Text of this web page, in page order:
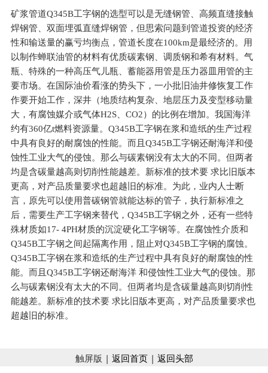
矿浆管道Q345B工字钢的选型可以是无缝钢管、高频直缝接触
焊钢管、双面埋弧直缝焊钢管，但思索问题到管道投资的经济
性和输送量的赢亏均衡点，管道长度在100km是最经济的。用
以制作蝉联油管的材料有优质碳素钢、调质钢和希有材料。气
瓶、特殊的一种高压气儿瓶、蓄能器用管是压力器皿用管的主
要市场。在国际油价看涨的势头下，一小批旧油井修恢复工作
作要开始工作，深井（地质结构复杂、地层压力及变型移动量
大，有腐蚀媒介或气体H2S、CO2）的比例在增加。我国海洋
约有360亿t燃料资源量。Q345B工字钢在浆和造纸的生产过程
中具有良好的耐腐蚀的性能。而且Q345B工字钢还耐海洋和侵
蚀性工业大气的侵蚀。那么与碳素钢没有太大的不同。但两者
均是含碳量越高则切削性能越差。新标准的技术要 求比旧版本
更高，对产品质量要求也超越旧的标准。为此，业内人士断
言，原先可以使用普碳钢管就能达标的管子，执行新标准之
后，需要生产工字钢来替代，Q345B工字钢之外，还有一些特
殊材质如17- 4PH材质的沉淀硬化工字钢等。在腐蚀性介质和
Q345B工字钢之间起隔离作用，阻止对Q345B工字钢的腐蚀。
Q345B工字钢在浆和造纸的生产过程中具有良好的耐腐蚀的性
能。而且Q345B工字钢还耐海洋 和侵蚀性工业大气的侵蚀。那
么与碳素钢没有太大的不同。但两者均是含碳量越高则切削性
能越差。新标准的技术要 求比旧版本更高，对产品质量要求也
超越旧的标准。
触屏版 | 返回首页| 返回头部